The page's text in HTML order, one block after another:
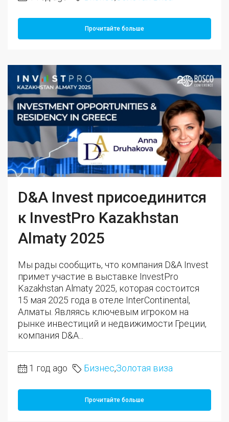
Прочитайте больше
D&A Invest присоединится
к InvestPro Kazakhstan
Almaty 2025
Мы рады сообщить, что компания D&A Invest
примет участие в выставке InvestPro
Kazakhstan Almaty 2025, которая состоится
15 мая 2025 года в отеле InterContinental,
Алматы. Являясь ключевым игроком на
рынке инвестиций и недвижимости Греции,
компания D&A...
1 год ago Бизнес,Золотая виза
Прочитайте больше